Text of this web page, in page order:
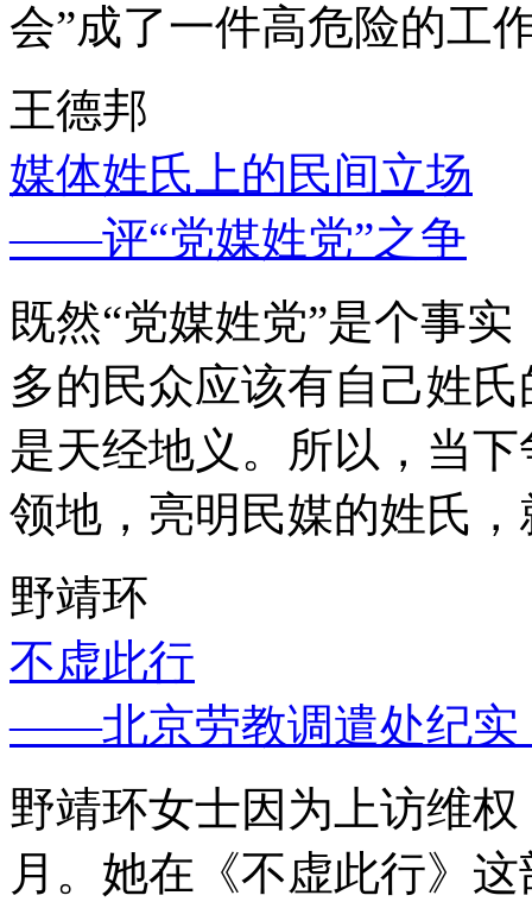
会”成了一件高危险的工
王德邦
媒体姓氏上的民间立场
——评“党媒姓党”之争
既然“党媒姓党”是个事
多的民众应该有自己姓
是天经地义。所以，当
领地，亮明民媒的姓氏
野靖环
不虚此行
——北京劳教调遣处纪实
野靖环女士因为上访维
月。她在《不虚此行》